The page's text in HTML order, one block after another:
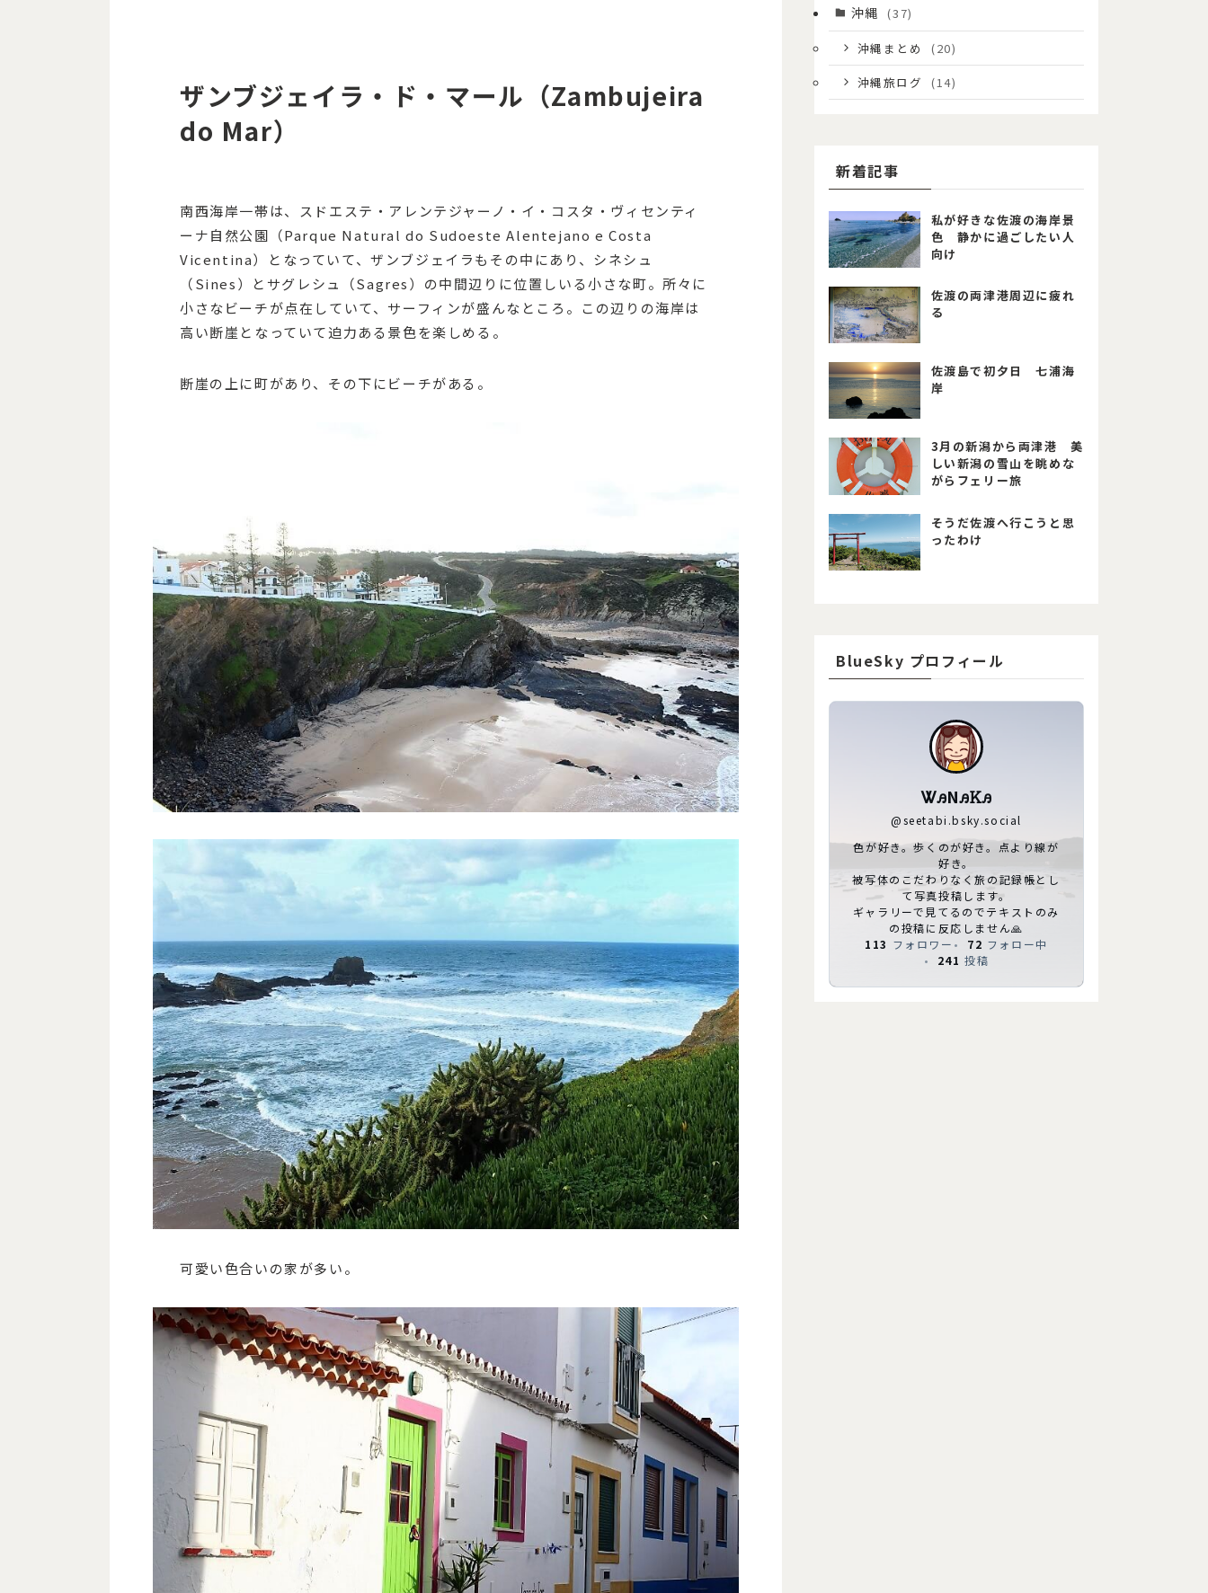
ザンブジェイラ・ド・マール（Zambujeira
do Mar）
南西海岸一帯は、スドエステ・アレンテジャーノ・イ・コスタ・ヴィセンティ
ーナ自然公園（Parque Natural do Sudoeste Alentejano e Costa
Vicentina）となっていて、ザンブジェイラもその中にあり、シネシュ
（Sines）とサグレシュ（Sagres）の中間辺りに位置しいる小さな町。所々に
小さなビーチが点在していて、サーフィンが盛んなところ。この辺りの海岸は
高い断崖となっていて迫力ある景色を楽しめる。
断崖の上に町があり、その下にビーチがある。
可愛い色合いの家が多い。
沖縄 (37)
沖縄まとめ
(20)
沖縄旅ログ
(14)
新着記事
私が好きな佐渡の海岸景
色 静かに過ごしたい人
向け
佐渡の両津港周辺に疲れ
る
佐渡島で初夕日 七浦海
岸
3月の新潟から両津港 美
しい新潟の雪山を眺めな
がらフェリー旅
そうだ佐渡へ行こうと思
ったわけ
BlueSky プロフィール
ᏔꭿNꭿᏦꭿ
@seetabi.bsky.social
色が好き。歩くのが好き。点より線が
好き。
被写体のこだわりなく旅の記録帳とし
て写真投稿します。
ギャラリーで見てるのでテキストのみ
の投稿に反応しません🙏
113 フォロワー 72 フォロー中
241 投稿